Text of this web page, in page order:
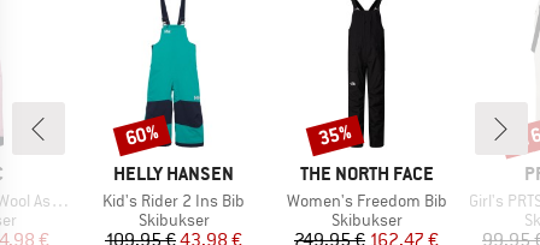
Ski Pants
pris
€
MÆRKE
HELLY HANSEN
Artikel
Kid's Rider 2 Ins Bib
Produktgruppe
Skibukser
Pris
109,95 €Nedsat pris
43,98 €
Rabat
60%
MÆRKE
THE NORTH FACE
Artikel
Women's Freedom Bib
Produktgruppe
Skibukser
Pris
249,95 €Nedsat pris
162,47 €
Rabat
35%
Artikel
Girl's
99,95